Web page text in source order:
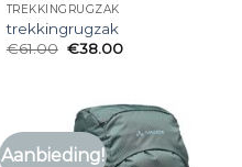
TREKKINGRUGZAK
trekkingrugzak
€61.00 €38.00
Aanbieding!